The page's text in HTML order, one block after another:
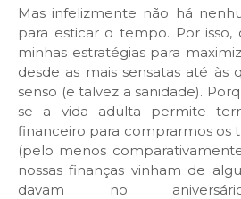
Mas infelizmente não há
para esticar o tempo. Por
minhas estratégias para
desde as mais sensatas até às
senso (e talvez a sanidade).
se a vida adulta permite
financeiro para comprarmos os
(pelo menos
nossas finanças vinham de
davam no